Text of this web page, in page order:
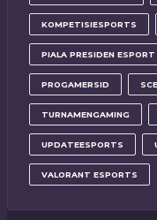
KOMPETISIESPORTS
PIALA PRESIDEN ESPORT
PROGAMERSID
TURNAMENGAMING
UPDATEESPORTS
VALORANT ESPORTS